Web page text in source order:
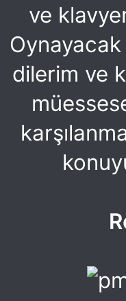
ve
dilerim ve